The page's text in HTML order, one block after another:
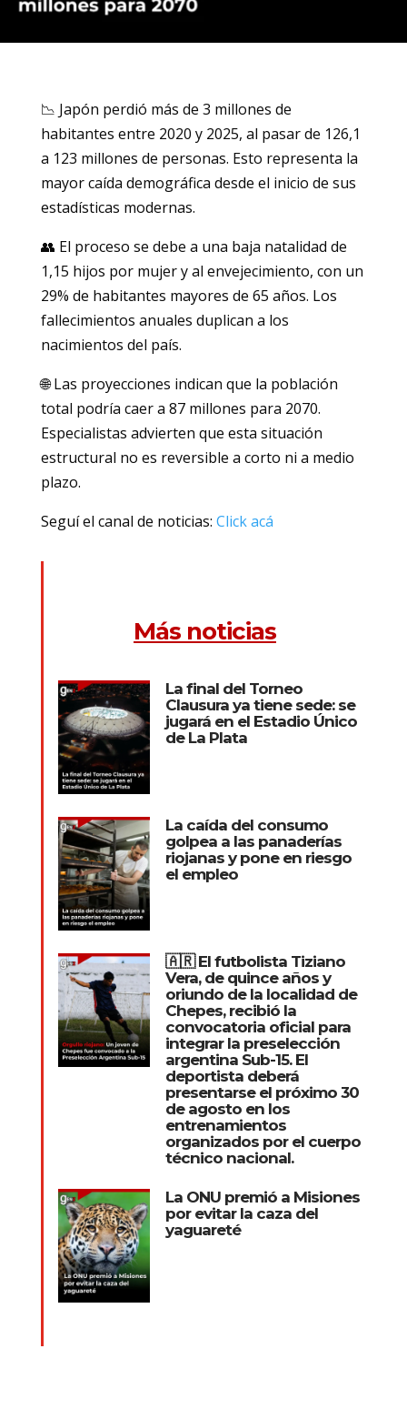
📉 Japón perdió más de 3 millones de
habitantes entre 2020 y 2025, al pasar de 126,1
a 123 millones de personas. Esto representa la
mayor caída demográfica desde el inicio de sus
estadísticas modernas.
👥 El proceso se debe a una baja natalidad de
1,15 hijos por mujer y al envejecimiento, con un
29% de habitantes mayores de 65 años. Los
fallecimientos anuales duplican a los
nacimientos del país.
🌐 Las proyecciones indican que la población
total podría caer a 87 millones para 2070.
Especialistas advierten que esta situación
estructural no es reversible a corto ni a medio
plazo.
Seguí el canal de noticias: Click acá
Más noticias
La final del Torneo
Clausura ya tiene sede: se
jugará en el Estadio Único
de La Plata
La caída del consumo
golpea a las panaderías
riojanas y pone en riesgo
el empleo
🇦🇷 El futbolista Tiziano
Vera, de quince años y
oriundo de la localidad de
Chepes, recibió la
convocatoria oficial para
integrar la preselección
argentina Sub-15. El
deportista deberá
presentarse el próximo 30
de agosto en los
entrenamientos
organizados por el cuerpo
técnico nacional.
La ONU premió a Misiones
por evitar la caza del
yaguareté